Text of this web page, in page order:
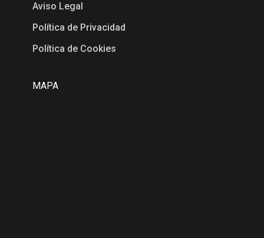
Aviso Legal
Política de Privacidad
Política de Cookies
MAPA